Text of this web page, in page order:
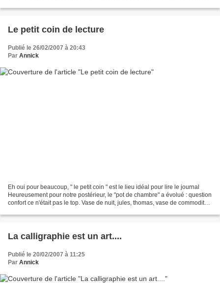
Le petit coin de lecture
Publié le 26/02/2007 à 20:43
Par Annick
Eh oui pour beaucoup, " le petit coin " est le lieu idéal pour lire le journal
Heureusement pour notre postérieur, le "pot de chambre" a évolué : question
confort ce n'était pas le top. Vase de nuit, jules, thomas, vase de commodité,
La calligraphie est un art....
Publié le 20/02/2007 à 11:25
Par Annick